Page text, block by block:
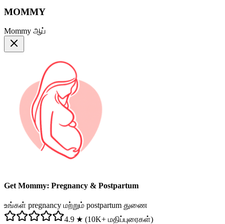
MOMMY
Mommy ஆப்
Get Mommy: Pregnancy & Postpartum
உங்கள் pregnancy மற்றும் postpartum துணை
4.9 ★ (10K+ மதிப்புரைகள்)